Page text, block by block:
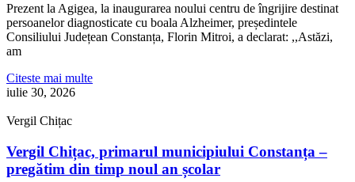
Prezent la Agigea, la inaugurarea noului centru de îngrijire destinat
persoanelor diagnosticate cu boala Alzheimer, președintele
Consiliului Județean Constanța, Florin Mitroi, a declarat: ,,Astăzi,
am
Citeste mai multe
iulie 30, 2026
Vergil Chițac
Vergil Chițac, primarul municipiului Constanța –
pregătim din timp noul an școlar